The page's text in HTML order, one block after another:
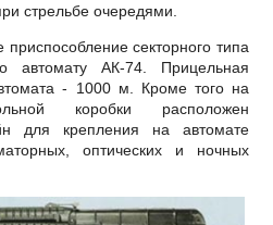
стрельбе очередями.
секторного типа
автомату АК-74. Прицельная
- 1000 м. Кроме того на
коробки расположен
для крепления на автомате
оптических и ночных